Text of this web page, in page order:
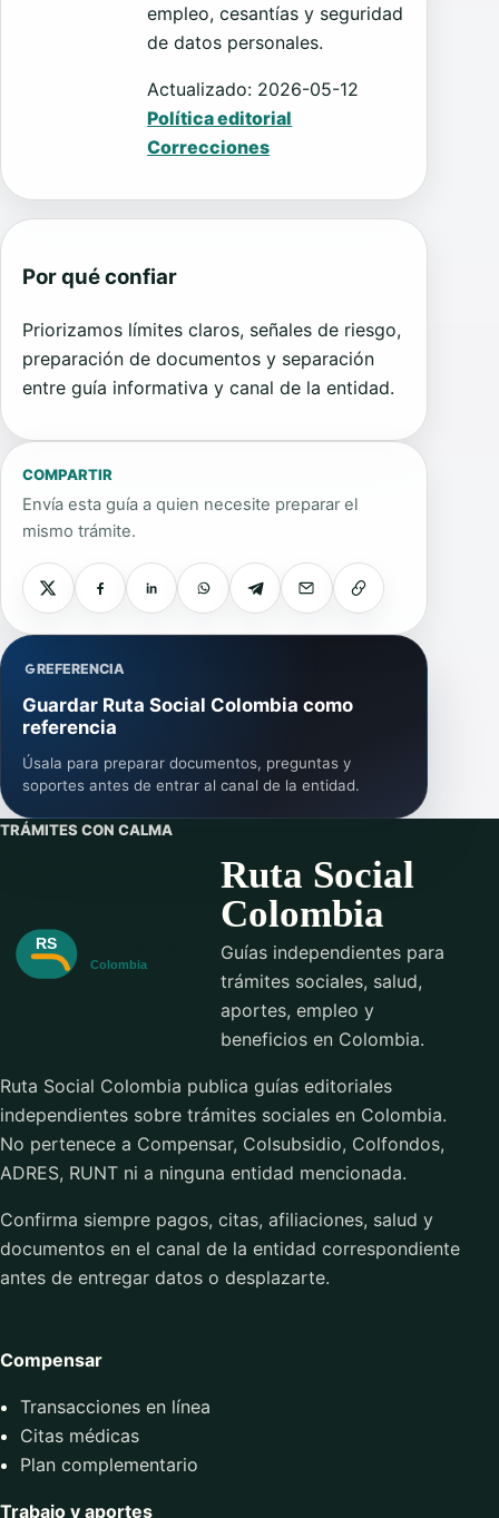
empleo, cesantías y seguridad
de datos personales.
Actualizado: 2026-05-12
Política editorial
Correcciones
Por qué confiar
Priorizamos límites claros, señales de riesgo,
preparación de documentos y separación
entre guía informativa y canal de la entidad.
COMPARTIR
Envía esta guía a quien necesite preparar el
mismo trámite.
REFERENCIA
Guardar Ruta Social Colombia como
referencia
Úsala para preparar documentos, preguntas y
soportes antes de entrar al canal de la entidad.
TRÁMITES CON CALMA
Ruta Social
Colombia
Guías independientes para
trámites sociales, salud,
aportes, empleo y
beneficios en Colombia.
Ruta Social Colombia publica guías editoriales
independientes sobre trámites sociales en Colombia.
No pertenece a Compensar, Colsubsidio, Colfondos,
ADRES, RUNT ni a ninguna entidad mencionada.
Confirma siempre pagos, citas, afiliaciones, salud y
documentos en el canal de la entidad correspondiente
antes de entregar datos o desplazarte.
Compensar
Transacciones en línea
Citas médicas
Plan complementario
Trabajo y aportes